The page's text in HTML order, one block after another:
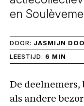
en
DOOR: JASMIJN
LEESTIJD: 6 MIN
De deelnemers,
als andere